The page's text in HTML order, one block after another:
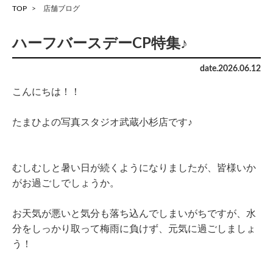
TOP 店舗ブログ
ハーフバースデーCP特集♪
date.2026.06.12
こんにちは！！
たまひよの写真スタジオ武蔵小杉店です♪
むしむしと暑い日が続くようになりましたが、皆様いか
がお過ごしでしょうか。
お天気が悪いと気分も落ち込んでしまいがちですが、水
分をしっかり取って梅雨に負けず、元気に過ごしましょ
う！